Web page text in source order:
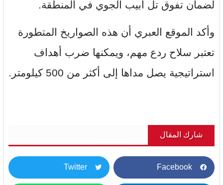
لضمان تفوق تل أبيب الجوي في المنطقة.
وأكد الموقع العبري أن هذه الصواريخ المتطورة
تعتبر سلاح ردع مهم، ويمكنها ضرب أهداف
استراتيجية يصل مداها إلى أكثر من 500 كيلومتر.
شارك المقال
Facebook
Twitter